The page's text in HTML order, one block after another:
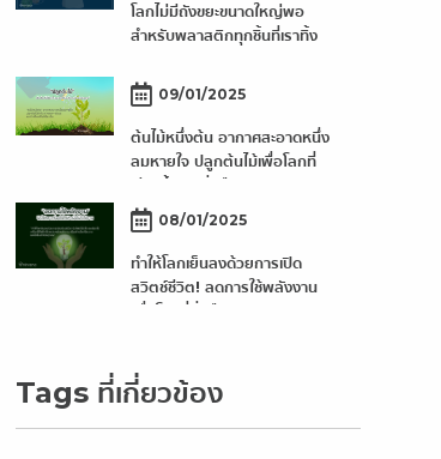
โลกไม่มีถังขยะขนาดใหญ่พอ
สำหรับพลาสติกทุกชิ้นที่เราทิ้ง
09/01/2025
ต้นไม้หนึ่งต้น อากาศสะอาดหนึ่ง
ลมหายใจ ปลูกต้นไม้เพื่อโลกที่
เขียวขึ้นและยั่งยืน
08/01/2025
ทำให้โลกเย็นลงด้วยการเปิด
สวิตช์ชีวิต! ลดการใช้พลังงาน
เพื่อโลกที่ยั่งยืน
Tags ที่เกี่ยวข้อง